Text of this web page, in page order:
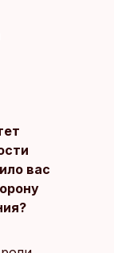
вас